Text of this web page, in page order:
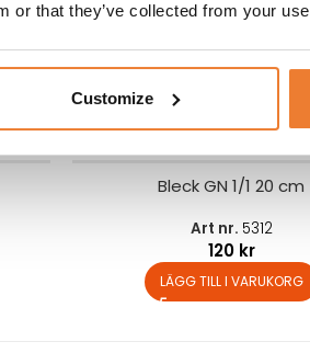
or that they’ve collected from your
Customize
Bleck GN 1/1 20 cm
Art nr. 5312
120 kr
LÄGG TILL I VARUKORG